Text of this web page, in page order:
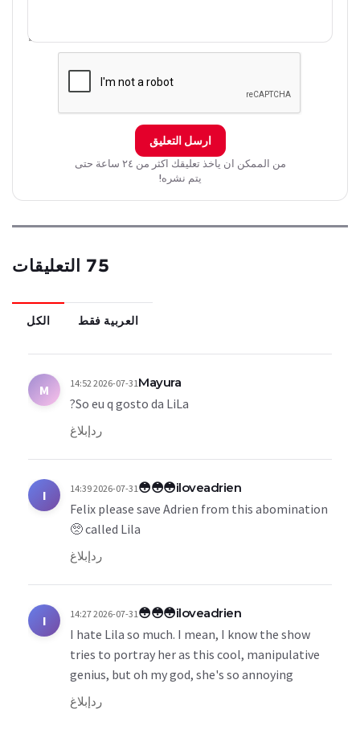
ارسل التعليق
من الممكن ان ياخذ تعليقك اكثر من ٢٤ ساعة حتى
يتم نشره!
75 التعليقات
الكل العربية فقط
M Mayura
2026-07-31 14:52
So eu q gosto da LiLa?
ردإبلاغ
I iloveadrien😳😳😳
2026-07-31 14:39
Felix please save Adrien from this abomination
called Lila 🥺
ردإبلاغ
I iloveadrien😳😳😳
2026-07-31 14:27
I hate Lila so much. I mean, I know the show
tries to portray her as this cool, manipulative
genius, but oh my god, she's so annoying
ردإبلاغ